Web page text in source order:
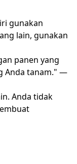
gunakan
lain, gunakan
panen yang
Anda tanam." —
Anda tidak